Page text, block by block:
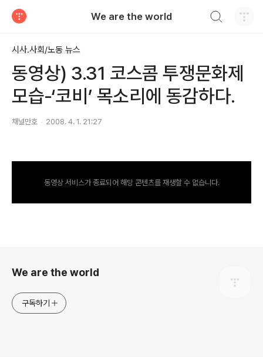
We are the world
시사.사회/노동 뉴스
동영상) 3.31 코스콤 투쟁문화제
모습-‘코비’ 목소리에 동감하다.
채널만호 2008. 4. 1. 21:27
동영상 서비스가 종료되어 해당 콘텐츠를 재생할 수 없습니다.
We are the world
구독하기